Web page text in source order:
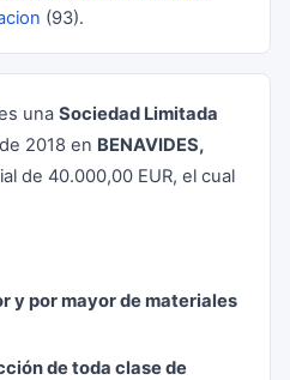
(93).
una Sociedad Limitada
2018 en BENAVIDES,
de 40.000,00 EUR, el cual
y por mayor de materiales
de toda clase de